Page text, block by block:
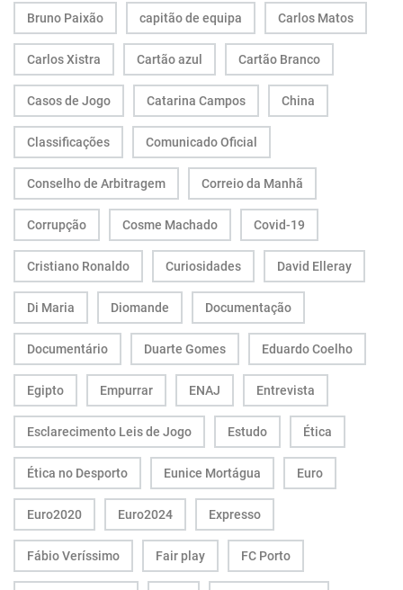
Bruno Paixão capitão de equipa Carlos Matos
Carlos Xistra Cartão azul Cartão Branco
Casos de Jogo Catarina Campos China
Classificações Comunicado Oficial
Conselho de Arbitragem Correio da Manhã
Corrupção Cosme Machado Covid-19
Cristiano Ronaldo Curiosidades David Elleray
Di Maria Diomande Documentação
Documentário Duarte Gomes Eduardo Coelho
Egipto Empurrar ENAJ Entrevista
Esclarecimento Leis de Jogo Estudo Ética
Ética no Desporto Eunice Mortágua Euro
Euro2020 Euro2024 Expresso
Fábio Veríssimo Fair play FC Porto